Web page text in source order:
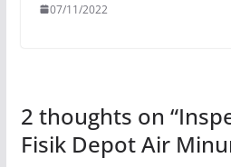
07/11/2022
2 thoughts on “
Fisik Depot Air